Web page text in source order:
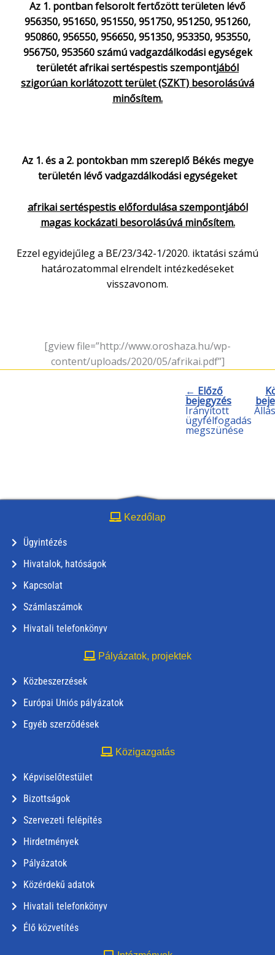
Az 1. pontban felsorolt fertőzött területen lévő
956350, 951650, 951550, 951750, 951250, 951260,
950860, 956550, 956650, 951350, 953350, 953550,
956750, 953560 számú vadgazdálkodási egységek
területétafrikai sertéspestis szempontjából
szigorúan korlátozott terület (SZKT) besorolásúvá
minősítem.
Az 1. és a 2. pontokban mm szereplő Békés megye
területén lévő vadgazdálkodási egységeket
afrikai sertéspestis előfordulása szempontjából
magas kockázati besorolásúvá minősítem.
Ezzel egyidejűleg a BE/23/342-1/2020. iktatási számú
határozatommal elrendelt intézkedéseket
visszavonom.
[gview file=”http://www.oroshaza.hu/wp-
content/uploads/2020/05/afrikai.pdf”]
← Előző
bejegyzés
Irányított
ügyfélfogadás
megszünése
Kezdőlap
Ügyintézés
Hivatalok, hatóságok
Kapcsolat
Számlaszámok
Hivatali telefonkönyv
Pályázatok, projektek
Közbeszerzések
Európai Uniós pályázatok
Egyéb szerződések
Közigazgatás
Képviselőtestület
Bizottságok
Szervezeti felépítés
Hirdetmények
Pályázatok
Közérdekű adatok
Hivatali telefonkönyv
Élő közvetítés